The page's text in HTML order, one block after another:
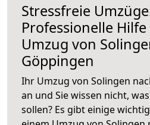
Stressfreie
Professionelle
Umzug von
Göppingen
Ihr Umzug von Solingen
an und Sie wissen nicht,
sollen? Es gibt einige